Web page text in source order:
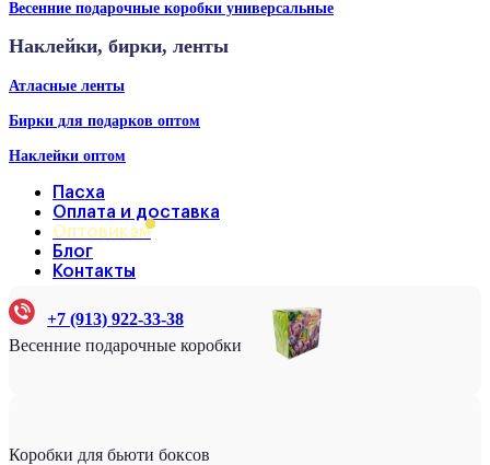
Весенние подарочные коробки универсальные
Наклейки, бирки, ленты
Атласные ленты
Бирки для подарков оптом
Наклейки оптом
Пасха
Оплата и доставка
Оптовикам
Блог
Контакты
+7 (913) 922-33-38
Весенние подарочные коробки
Коробки для бьюти боксов